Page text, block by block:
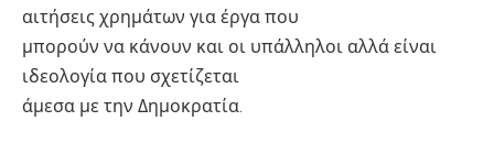
αιτήσεις χρημάτων για έργα που
μπορούν να κάνουν και οι υπάλληλοι αλλά είναι
ιδεολογία που σχετίζεται
άμεσα με την Δημοκρατία.